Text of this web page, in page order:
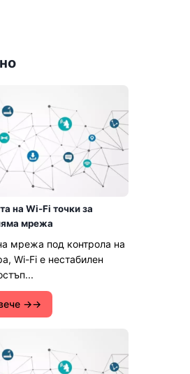
на Wi-Fi точки за
мрежа
мрежа под контрола на
Wi-Fi е нестабилен
→